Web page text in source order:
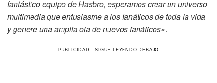
fantástico equipo de Hasbro, esperamos crear un universo
multimedia que entusiasme a los fanáticos de toda la vida
y genere una amplia ola de nuevos fanáticos».